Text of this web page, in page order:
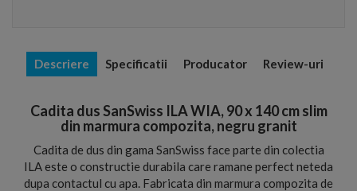
Descriere Specificatii Producator Review-uri
Cadita dus SanSwiss ILA WIA, 90 x 140 cm slim
din marmura compozita, negru granit
Cadita de dus din gama SanSwiss face parte din colectia
ILA este o constructie durabila care ramane perfect neteda
dupa contactul cu apa. Fabricata din marmura compozita de